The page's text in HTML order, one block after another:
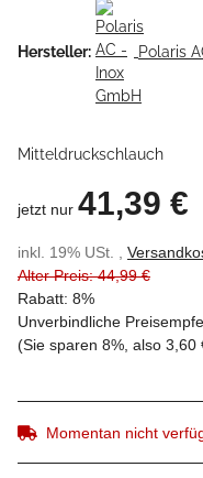
Hersteller: Polaris
Mitteldruckschlauch
jetzt nur 41,39 €
inkl. 19% USt. ,
Alter Preis: 44,99 €
Rabatt: 8%
Unverbindliche
(Sie sparen 8% , also 3,60
Momentan nicht